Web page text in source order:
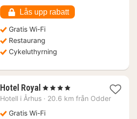
kr.
Lås upp rabatt
Gratis Wi-Fi
Restaurang
Cykeluthyrning
Hotel Royal 1
natt
1816
, 4 Stjärnor
Hotell i Århus · 20.6 km från Odder
Gratis Wi-Fi